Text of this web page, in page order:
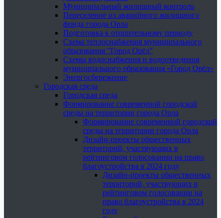
Муниципальный жилищный контроль
Переселение из аварийного жилищного
фонда города Орла
Подготовка к отопительному периоду
Схема теплоснабжения муниципального
образования "Город Орёл"
Схемы водоснабжения и водоотведения
муниципального образования «Город Орёл»
Энергосбережение
Городская среда
Городская среда
Формирование современной городской
среды на территории города Орла
Формирование современной городской
среды на территории города Орла
Дизайн-проекты общественных
территорий, участвующих в
рейтинговом голосовании на право
благоустройства в 2024 году
Дизайн-проекты общественных
территорий, участвующих в
рейтинговом голосовании на
право благоустройства в 2024
году